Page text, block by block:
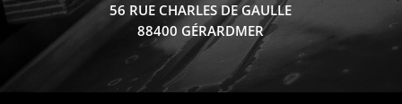
56 RUE CHARLES DE GAULLE
88400 GÉRARDMER